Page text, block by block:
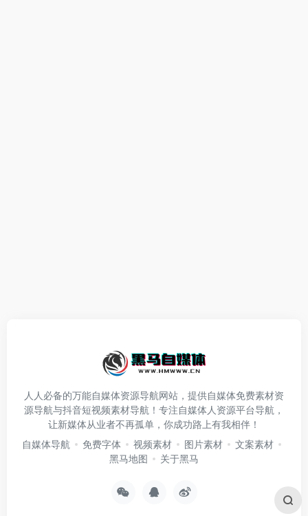
人人必备的万能自媒体资源导航网站，提供自媒体免费素材资
源导航与抖音短视频素材导航！专注自媒体人资源平台导航，
让新媒体从业者不再孤单，你成功路上有我相伴！
自媒体导航
免费字体 视频素材 图片素材
文案素材
黑马地图
关于黑马